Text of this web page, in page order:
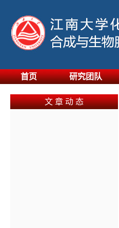
首页 研究团队
文 章 动 态